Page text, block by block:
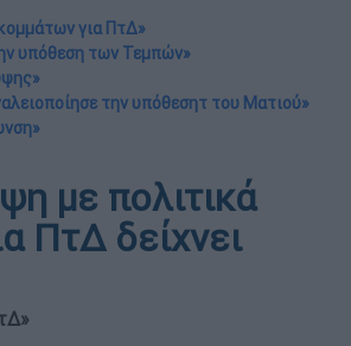
για ΠτΔ»
υπόθεση των Τεμπών»
την υπόθεσητ του Ματιού»
με πολιτικά
ΠτΔ δείχνει